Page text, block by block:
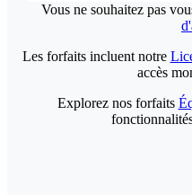
Vous ne souhaitez pas
Les forfaits incluent notre
accès
Explorez nos forfaits